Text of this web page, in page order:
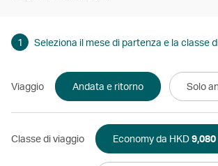
1 Seleziona il mese di partenza e la classe
Viaggio Andata e ritorno Solo
Classe di viaggio Economy da HKD9,080